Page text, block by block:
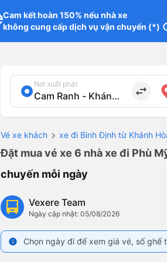
Cam kết hoàn 150% nếu nhà xe
không cung cấp dịch vụ vận chuyển (*)
Nơi xuất phát
import_export
Vé xe khách xe đi Bình Định từ Khánh
Đặt mua vé xe 6 nhà xe đi Phù
chuyến mỗi ngày
Vexere Team
Ngày cập nhật: 05/08/2026
info Chọn ngày đi để xem giá vé, số